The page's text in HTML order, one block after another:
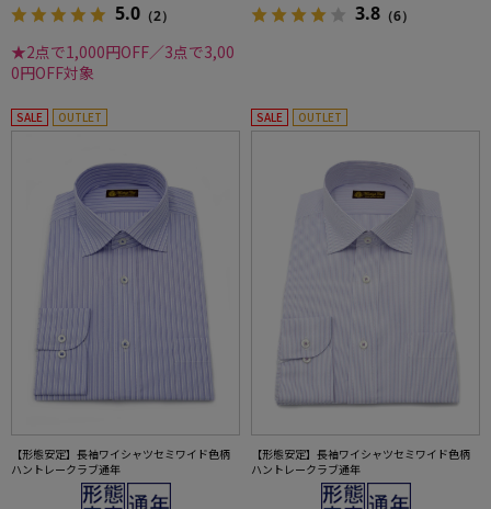
5.0 （2）
★2点で1,000円OFF／3点で3,00
0円OFF対象
3.8 （6）
SALE OUTLET
【形態安定】長袖ワイシャツセミワイド色柄
ハントレークラブ通年
SALE OUTLET
【形態安定】長袖ワイシャツセミワイド色柄
ハントレークラブ通年